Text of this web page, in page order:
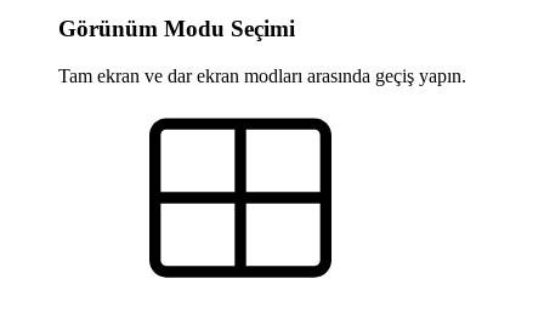
Görünüm Modu Seçimi
Tam ekran ve dar ekran modları arasında geçiş yapın.